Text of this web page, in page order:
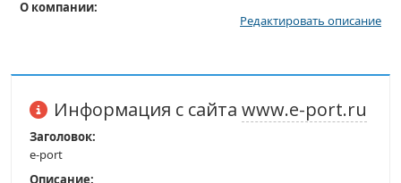
О компании:
Редактировать описание
Информация с сайта www.e-port.ru
Заголовок:
e-port
Описание: